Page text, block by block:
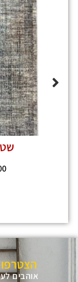
אוהבים